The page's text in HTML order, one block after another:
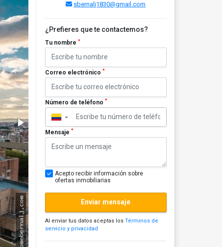
sbernalj1830@gmail.com
¿Prefieres que te contactemos?
Tu nombre *
Correo electrónico *
Número de teléfono *
▼
Mensaje *
Acepto recibir información sobre
ofertas inmobiliarias
Enviar mensaje
Al enviar tus datos aceptas los Términos de
servicio y privacidad